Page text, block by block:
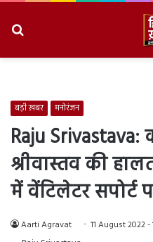
बड़ी ख़बर मनोरंजन
Raju Srivastava:
श्रीवास्तव की
में वेंटिलेटर सपोर्ट
Aarti Agravat 11 August 2022 -